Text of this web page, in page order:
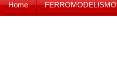
Home FERROMODELISMO